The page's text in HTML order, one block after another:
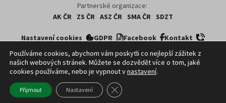
Partnerské organizace:
AK ČR
ZS ČR ASZ ČR SMA ČR SDZT
Nastavení cookies GDPR Facebook Kontakt
Copyright ©2026 ČTK. Profi Press, s.r.o. využívá zpravodajství z databází ČTK,
jejichž obsah je chráněn autorským zákonem. Přepis, šíření či další
zpřístupňování tohoto obsahu či jeho části veřejnosti, a to jakýmkoliv způsobem,
je bez předchozího souhlasu ČTK výslovně zakázáno.
Používáme cookies, abychom vám poskytli co nejlepší zážitek z
našich webových stránek. Můžete se dozvědět více o tom, jaké
cookies používáme, nebo je vypnout vnastavení.
Přijmout Nastavení Zavřít cookie lištu GDPR